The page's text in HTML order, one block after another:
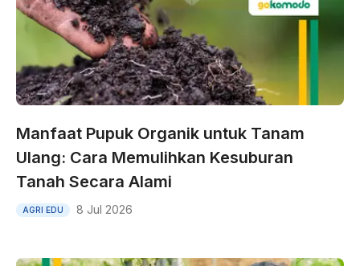
Manfaat Pupuk Organik untuk Tanam
Ulang: Cara Memulihkan Kesuburan
Tanah Secara Alami
AGRI EDU 8 Jul 2026